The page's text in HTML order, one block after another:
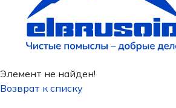
Элемент не найден!
Возврат к списку